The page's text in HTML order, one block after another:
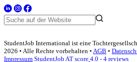
StudentJob International ist eine
2026 • Alle Rechte vorbehalten • AGB •
Impressum StudentJob AT score 4.0 - 4 reviews